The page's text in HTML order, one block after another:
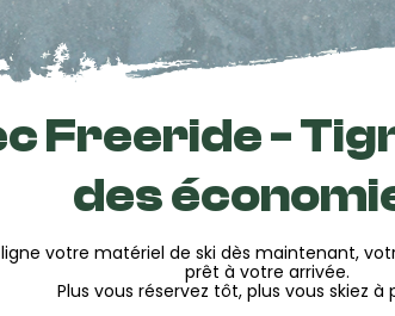
l'arrivée
tu arrives à Val
disponibles en ligne
de simplicité, plus de
snowboard à Tignes
tes vacances dès ton
Freeride -
des
ligne votre matériel de ski dès maintenant,
prêt à votre arrivée.
Plus vous réservez tôt, plus vous skiez à